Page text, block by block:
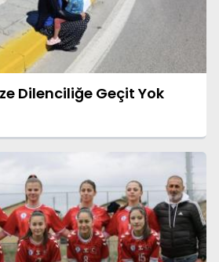
Dilenciliğe Geçit Yok